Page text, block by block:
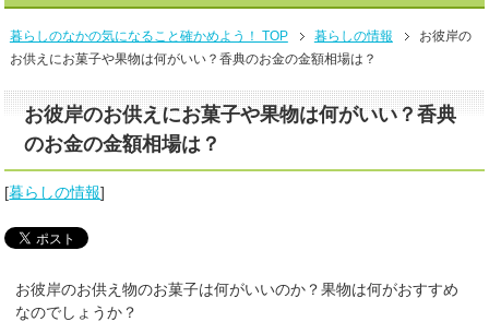
暮らしのなかの気になること確かめよう！ TOP 暮らしの情報
お彼岸の
お供えにお菓子や果物は何がいい？香典のお金の金額相場は？
お彼岸のお供えにお菓子や果物は何がいい？香典
のお金の金額相場は？
[暮らしの情報]
お彼岸のお供え物のお菓子は何がいいのか？果物は何がおすすめ
なのでしょうか？